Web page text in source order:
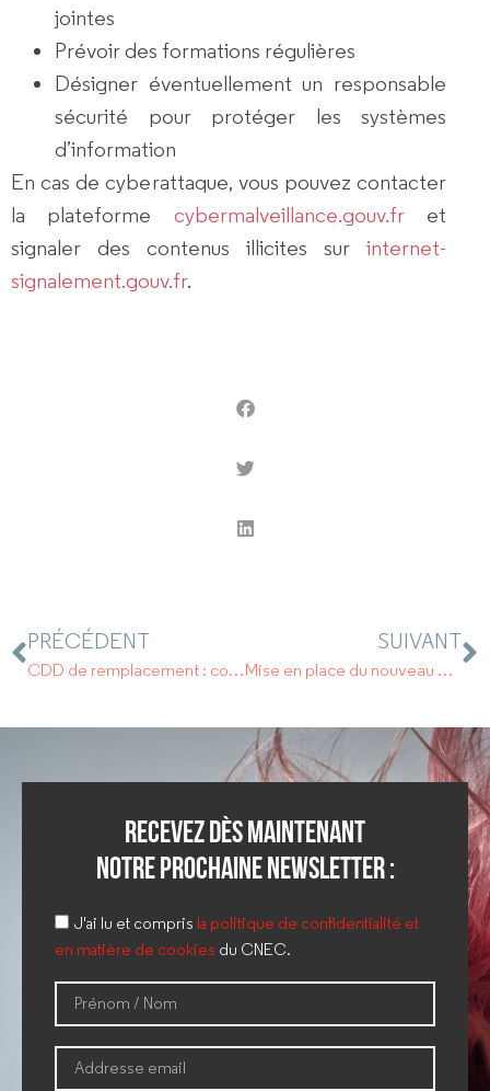
jointes
Prévoir des formations régulières
Désigner éventuellement un responsable
sécurité pour protéger les systèmes
d’information
En cas de cyberattaque, vous pouvez contacter
la plateforme cybermalveillance.gouv.fret
signaler des contenus illicites sur internet-
signalement.gouv.fr.
PRÉCÉDENT
CDD de remplacement : comment y mettre fin ?
SUIVANT
Mise en place du nouveau CSE : Date limite le 1er janvier 2020.
Recevez dès maintenant
notre prochaine newsletter :
J'ai lu et compris la politique de confidentialité et
en matière de cookies du CNEC.